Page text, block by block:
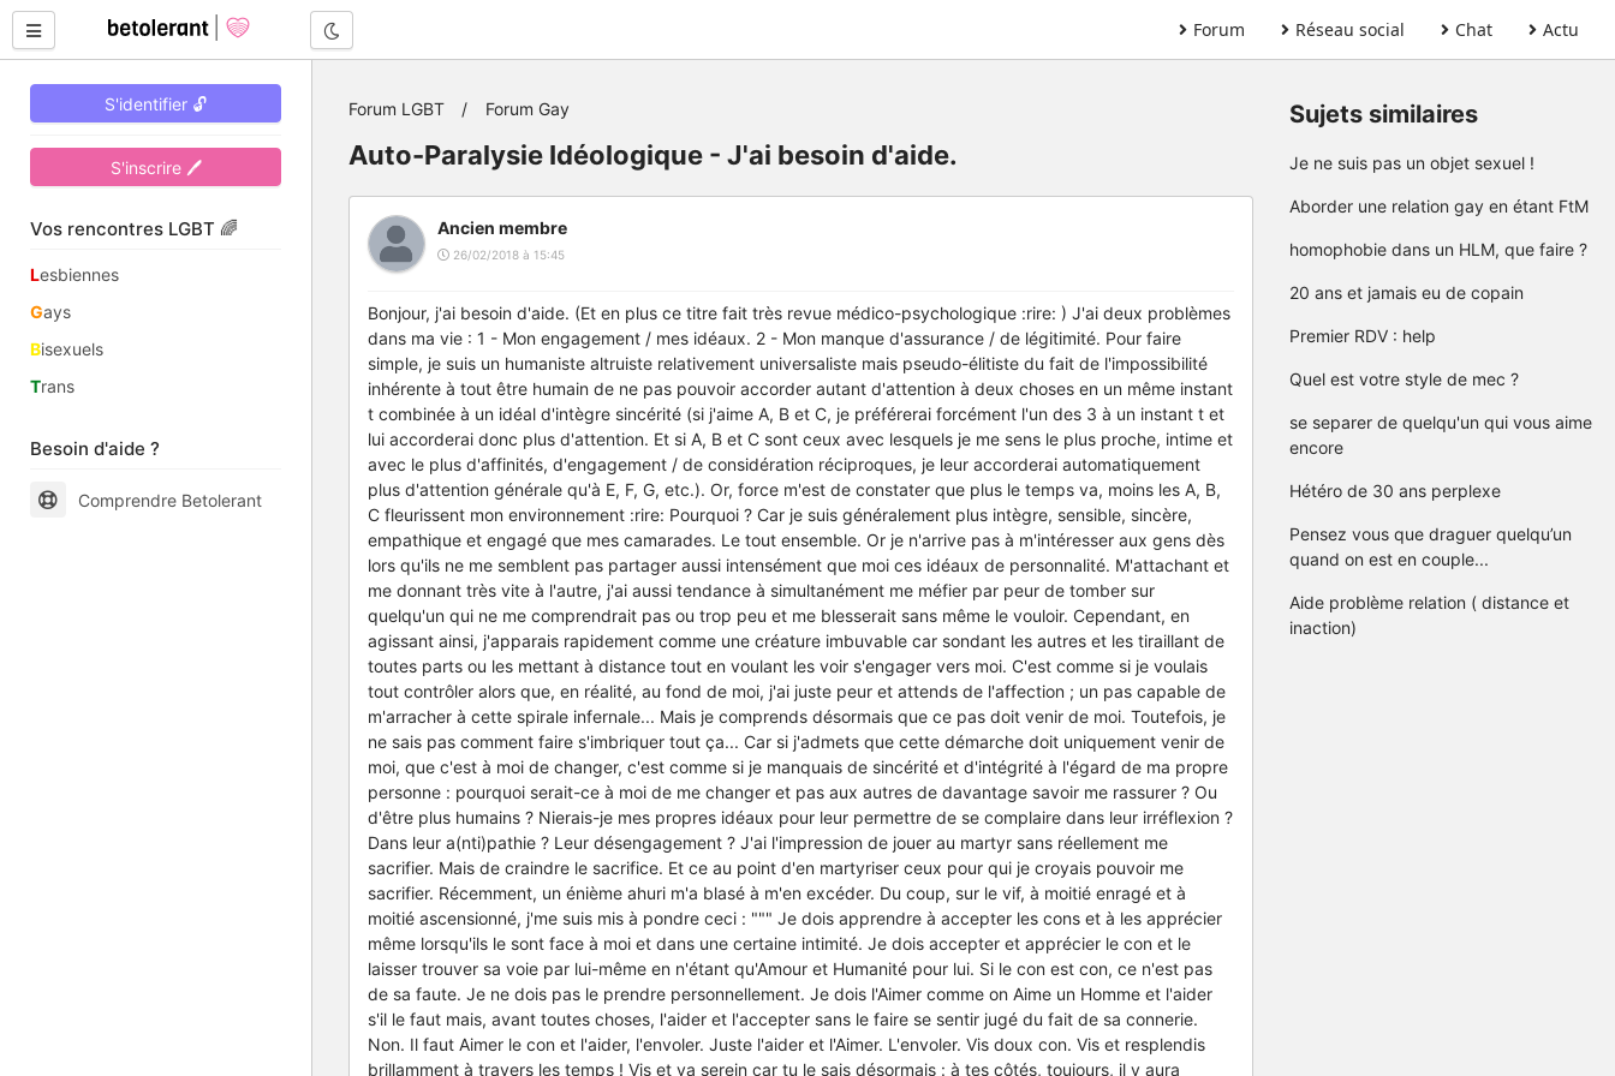
Forum Réseau social Chat Actu
S'identifier 🔓
S'inscrire 🖊
Vos rencontres LGBT 🌈
Lesbiennes
Gays
Bisexuels
Trans
Besoin d'aide ?
Comprendre Betolerant
Forum LGBT Forum Gay
Auto-Paralysie Idéologique - J'ai besoin d'aide.
Ancien membre
26/02/2018 à 15:45
Bonjour, j'ai besoin d'aide. (Et en plus ce titre fait très revue médico-psychologique :rire: ) J'ai deux problèmes
dans ma vie : 1 - Mon engagement / mes idéaux. 2 - Mon manque d'assurance / de légitimité. Pour faire
simple, je suis un humaniste altruiste relativement universaliste mais pseudo-élitiste du fait de l'impossibilité
inhérente à tout être humain de ne pas pouvoir accorder autant d'attention à deux choses en un même instant
t combinée à un idéal d'intègre sincérité (si j'aime A, B et C, je préférerai forcément l'un des 3 à un instant t et
lui accorderai donc plus d'attention. Et si A, B et C sont ceux avec lesquels je me sens le plus proche, intime et
avec le plus d'affinités, d'engagement / de considération réciproques, je leur accorderai automatiquement
plus d'attention générale qu'à E, F, G, etc.). Or, force m'est de constater que plus le temps va, moins les A, B,
C fleurissent mon environnement :rire: Pourquoi ? Car je suis généralement plus intègre, sensible, sincère,
empathique et engagé que mes camarades. Le tout ensemble. Or je n'arrive pas à m'intéresser aux gens dès
lors qu'ils ne me semblent pas partager aussi intensément que moi ces idéaux de personnalité. M'attachant et
me donnant très vite à l'autre, j'ai aussi tendance à simultanément me méfier par peur de tomber sur
quelqu'un qui ne me comprendrait pas ou trop peu et me blesserait sans même le vouloir. Cependant, en
agissant ainsi, j'apparais rapidement comme une créature imbuvable car sondant les autres et les tiraillant de
toutes parts ou les mettant à distance tout en voulant les voir s'engager vers moi. C'est comme si je voulais
tout contrôler alors que, en réalité, au fond de moi, j'ai juste peur et attends de l'affection ; un pas capable de
m'arracher à cette spirale infernale... Mais je comprends désormais que ce pas doit venir de moi. Toutefois, je
ne sais pas comment faire s'imbriquer tout ça... Car si j'admets que cette démarche doit uniquement venir de
moi, que c'est à moi de changer, c'est comme si je manquais de sincérité et d'intégrité à l'égard de ma propre
personne : pourquoi serait-ce à moi de me changer et pas aux autres de davantage savoir me rassurer ? Ou
d'être plus humains ? Nierais-je mes propres idéaux pour leur permettre de se complaire dans leur irréflexion ?
Dans leur a(nti)pathie ? Leur désengagement ? J'ai l'impression de jouer au martyr sans réellement me
sacrifier. Mais de craindre le sacrifice. Et ce au point d'en martyriser ceux pour qui je croyais pouvoir me
sacrifier. Récemment, un énième ahuri m'a blasé à m'en excéder. Du coup, sur le vif, à moitié enragé et à
moitié ascensionné, j'me suis mis à pondre ceci : """ Je dois apprendre à accepter les cons et à les apprécier
même lorsqu'ils le sont face à moi et dans une certaine intimité. Je dois accepter et apprécier le con et le
laisser trouver sa voie par lui-même en n'étant qu'Amour et Humanité pour lui. Si le con est con, ce n'est pas
de sa faute. Je ne dois pas le prendre personnellement. Je dois l'Aimer comme on Aime un Homme et l'aider
s'il le faut mais, avant toutes choses, l'aider et l'accepter sans le faire se sentir jugé du fait de sa connerie.
Non. Il faut Aimer le con et l'aider, l'envoler. Juste l'aider et l'Aimer. L'envoler. Vis doux con. Vis et resplendis
brillamment à travers les temps ! Vis et va serein car tu le sais désormais : à tes côtés, toujours, il y aura
Sujets similaires
Je ne suis pas un objet sexuel !
Aborder une relation gay en étant FtM
homophobie dans un HLM, que faire ?
20 ans et jamais eu de copain
Premier RDV : help
Quel est votre style de mec ?
se separer de quelqu'un qui vous aime
encore
Hétéro de 30 ans perplexe
Pensez vous que draguer quelqu’un
quand on est en couple...
Aide problème relation ( distance et
inaction)